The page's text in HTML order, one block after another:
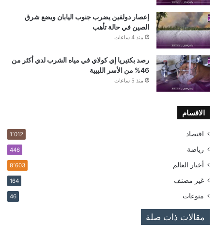
إعصار دولفين يضرب جنوب اليابان ويضع شرق
الصين في حالة تأهب
منذ 4 ساعات
رصد بكتيريا إي كولاي في مياه الشرب لدي أكثر من
46% من الأسر الليبية
منذ 5 ساعات
الاقسام
اقتصاد 1٬012
رياضة 446
أخبار العالم 8٬603
غير مصنف 164
منوعات 46
مقالات ذات صلة